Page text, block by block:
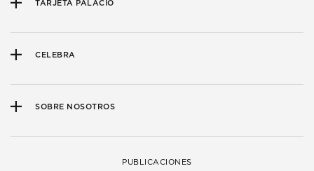
TARJETA PALACIO
CELEBRA
SOBRE NOSOTROS
PUBLICACIONES